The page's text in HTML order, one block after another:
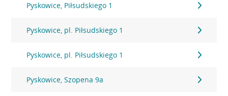
Pyskowice, Piłsudskiego 1
Pyskowice, pl. Piłsudskiego 1
Pyskowice, pl. Piłsudskiego 1
Pyskowice, Szopena 9a